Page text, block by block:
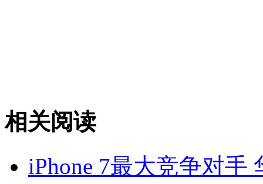
相关阅读
iPhone 7最大竞争对手